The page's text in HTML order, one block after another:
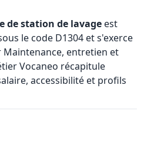
de station de lavage est
le code D1304 et s'exerce
Maintenance, entretien et
Vocaneo récapitule
accessibilité et profils